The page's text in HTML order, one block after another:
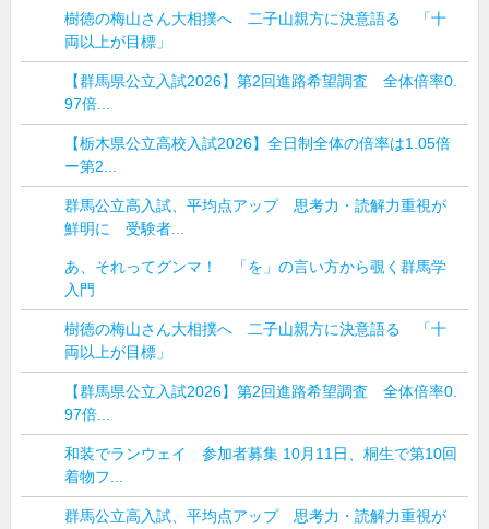
樹徳の梅山さん大相撲へ 二子山親方に決意語る 「十
両以上が目標」
【群馬県公立入試2026】第2回進路希望調査 全体倍率0.
97倍...
【栃木県公立高校入試2026】全日制全体の倍率は1.05倍
ー第2...
群馬公立高入試、平均点アップ 思考力・読解力重視が
鮮明に 受験者...
あ、それってグンマ！ 「を」の言い方から覗く群馬学
入門
樹徳の梅山さん大相撲へ 二子山親方に決意語る 「十
両以上が目標」
【群馬県公立入試2026】第2回進路希望調査 全体倍率0.
97倍...
和装でランウェイ 参加者募集 10月11日、桐生で第10回
着物フ...
群馬公立高入試、平均点アップ 思考力・読解力重視が